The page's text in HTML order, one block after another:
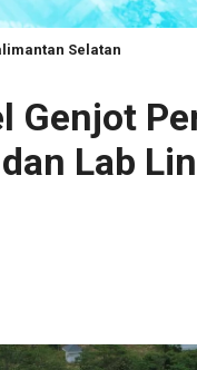
Selatan
Genjot
Lab